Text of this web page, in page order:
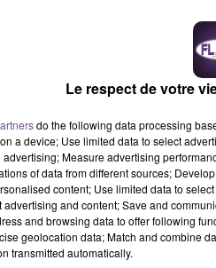
que Limousine. L’appel
8 personnes.
Le respect de votre
do the following data processing
a device; Use limited data to select
Measure advertising
of data from different sources;
content; Use limited data to
advertising and content; Save and
and browsing data to offer following
geolocation data; Match and combine
transmitted automatically.